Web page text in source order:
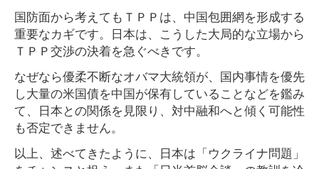
国防面から考えてもＴＰＰは、中国包囲網を形成する
重要なカギです。日本は、こうした大局的な立場から
ＴＰＰ交渉の決着を急ぐべきです。
なぜなら優柔不断なオバマ大統領が、国内事情を優先
し大量の米国債を中国が保有していることなどを鑑み
て、日本との関係を見限り、対中融和へと傾く可能性
も否定できません。
以上、述べてきたように、日本は「ウクライナ問題」